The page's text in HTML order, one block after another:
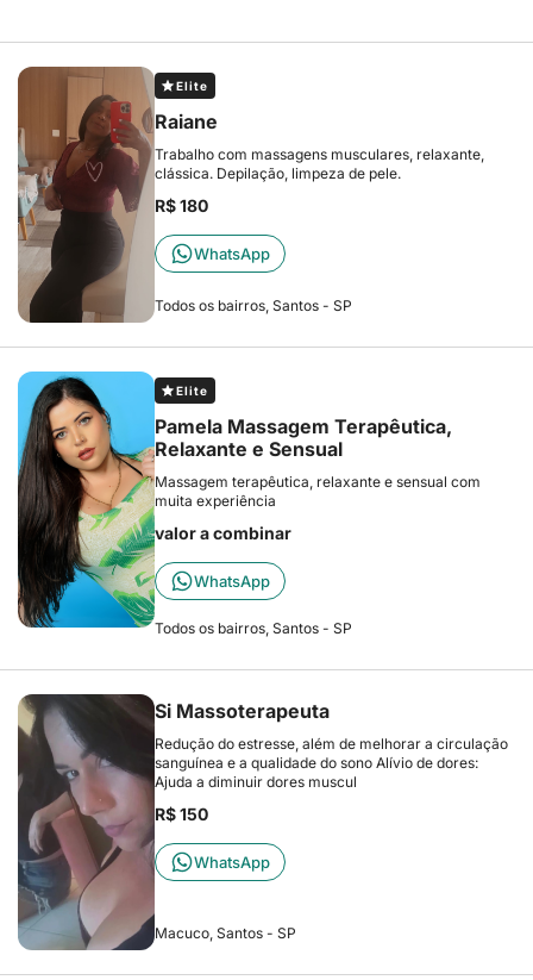
Elite
Raiane
Trabalho com massagens musculares, relaxante,
clássica. Depilação, limpeza de pele.
R$ 180
WhatsApp
Todos os bairros, Santos - SP
Elite
Pamela Massagem Terapêutica,
Relaxante e Sensual
Massagem terapêutica, relaxante e sensual com
muita experiência
valor a combinar
WhatsApp
Todos os bairros, Santos - SP
Si Massoterapeuta
Redução do estresse, além de melhorar a circulação
sanguínea e a qualidade do sono Alívio de dores:
Ajuda a diminuir dores muscul
R$ 150
WhatsApp
Macuco, Santos - SP